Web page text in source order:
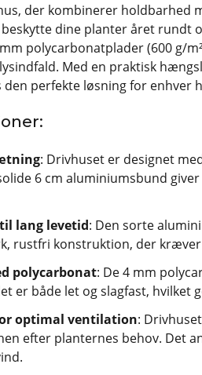
der kombinerer holdbarhed
dine planter året rundt
polycarbonatplader (600 g/
Med en praktisk
perfekte løsning for enhver
: Drivhuset er designet
6 cm aluminiumsbund
lang levetid: Den sorte
rustfri konstruktion, der
polycarbonat: De 4 mm
er både let og slagfast,
optimal ventilation:
efter planternes behov. Det